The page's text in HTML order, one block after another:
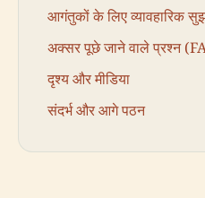
आगंतुकों के लिए व्यावहारिक
अक्सर पूछे जाने वाले प्रश्न
दृश्य और मीडिया
संदर्भ और आगे पठन